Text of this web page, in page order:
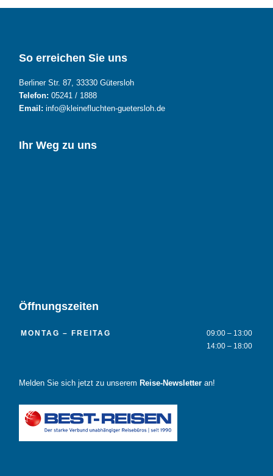
So erreichen Sie uns
Berliner Str. 87, 33330 Gütersloh
Telefon: 05241 / 1888
Email: info@kleinefluchten-guetersloh.de
Ihr Weg zu uns
Öffnungszeiten
MONTAG – FREITAG
09:00 – 13:00
14:00 – 18:00
Melden Sie sich jetzt zu unserem Reise-Newsletteran!